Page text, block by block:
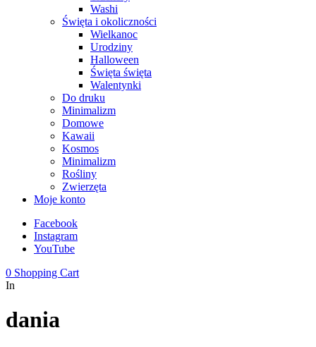
Washi
Święta i okoliczności
Wielkanoc
Urodziny
Halloween
Święta święta
Walentynki
Do druku
Minimalizm
Domowe
Kawaii
Kosmos
Minimalizm
Rośliny
Zwierzęta
Moje konto
Facebook
Instagram
YouTube
0 Shopping Cart
In
dania